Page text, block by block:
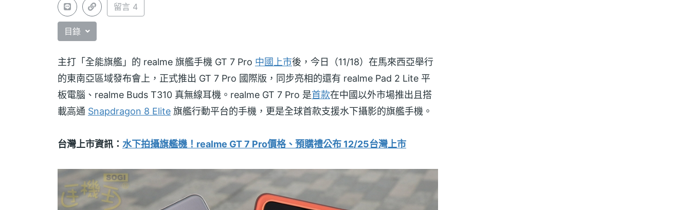
留言 4
目錄
主打「全能旗艦」的 realme 旗艦手機 GT 7 Pro 中國上市後，今日（11/18）在馬來西亞舉行
的東南亞區域發布會上，正式推出 GT 7 Pro 國際版，同步亮相的還有 realme Pad 2 Lite 平
板電腦、realme Buds T310 真無線耳機。realme GT 7 Pro 是首款在中國以外市場推出且搭
載高通 Snapdragon 8 Elite 旗艦行動平台的手機，更是全球首款支援水下攝影的旗艦手機。
台灣上市資訊： 水下拍攝旗艦機！realme GT 7 Pro價格、預購禮公布 12/25台灣上市